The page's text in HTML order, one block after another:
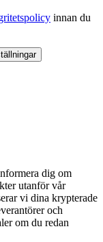
innan du
dig om
utanför vår
vi dina krypterade
och
om du redan